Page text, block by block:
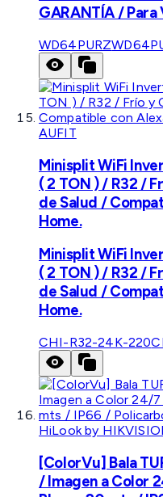
GARANTÍA /
WD64PURZ
AUFIT
Minisplit WiFi
( 2 TON ) / R32 /
de Salud /
Home.
Minisplit WiFi
( 2 TON ) / R32 /
de Salud /
Home.
CHI-R32-24K-220
HiLook by
[ColorVu] Bala
/ Imagen a Color